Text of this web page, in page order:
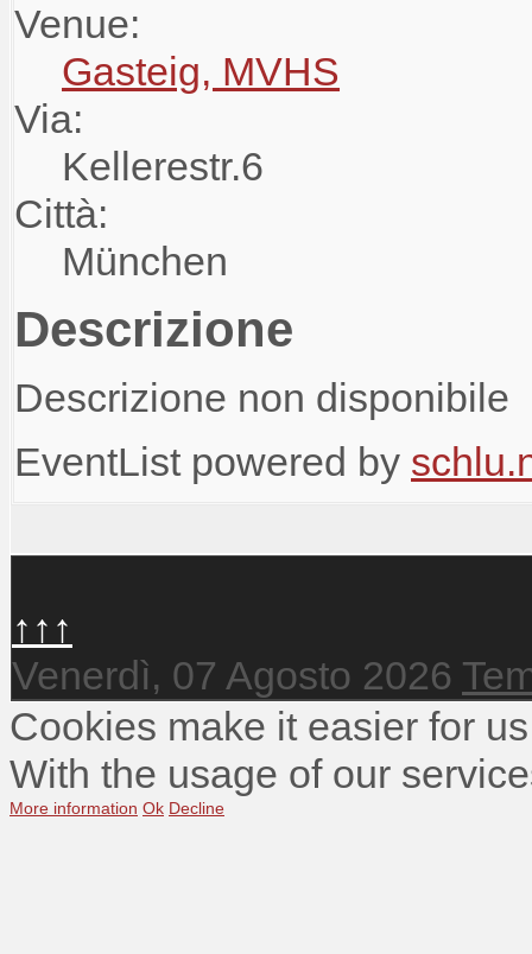
Venue:
Gasteig, MVHS
Via:
Kellerestr.6
Città:
München
Descrizione
Descrizione non disponibile
EventList powered by
↑↑↑
Venerdì, 07 Agosto 2026
Cookies make it easier for
With the usage of our
More information Ok Decline